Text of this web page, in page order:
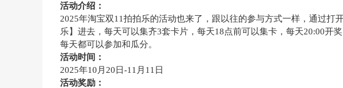
活动介绍：
2025年淘宝双11拍拍乐的活动也来了，跟以往的参与方式一样，通过打
乐】进去，每天可以集齐3套卡片，每天18点前可以集卡，每天20:00开
每天都可以参加和瓜分。
活动时间：
2025年10月20日-11月11日
活动奖励：